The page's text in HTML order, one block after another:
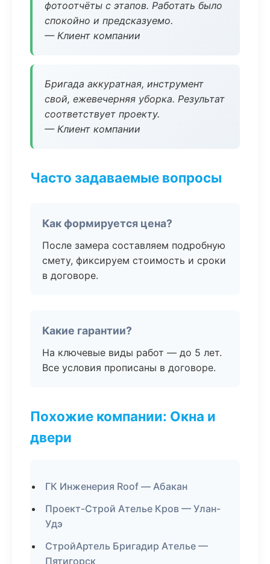
фотоотчёты с этапов. Работать было
спокойно и предсказуемо.
— Клиент компании
Бригада аккуратная, инструмент
свой, ежевечерняя уборка. Результат
соответствует проекту.
— Клиент компании
Часто задаваемые вопросы
Как формируется цена?
После замера составляем подробную
смету, фиксируем стоимость и сроки
в договоре.
Какие гарантии?
На ключевые виды работ — до 5 лет.
Все условия прописаны в договоре.
Похожие компании: Окна и
двери
ГК Инженерия Roof — Абакан
Проект-Строй Ателье Кров — Улан-
Удэ
СтройАртель Бригадир Ателье —
Пятигорск